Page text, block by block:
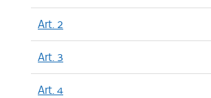
Art. 2
Art. 3
Art. 4